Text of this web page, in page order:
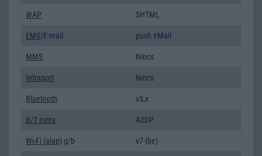
WAP 5HTML
EMS/E-mail push eMail
MMS Nincs
Infraport Nincs
Bluetooth v5,x
B/T extra A2DP
Wi-Fi (alap) g/b v7 (be)